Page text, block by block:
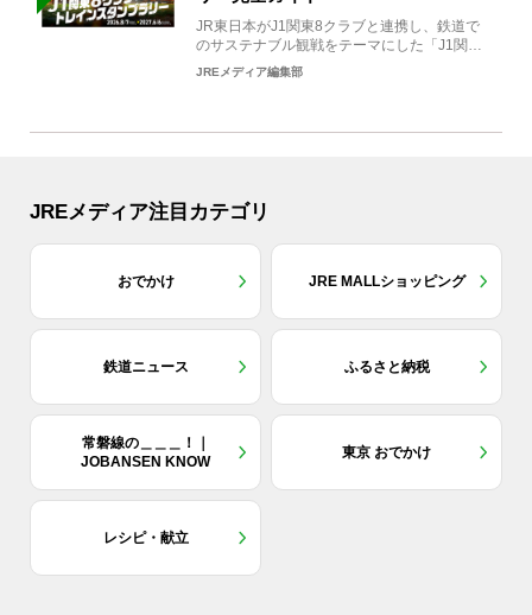
JR東日本がJ1関東8クラブと連携し、鉄道で
のサステナブル観戦をテーマにした「J1関東8
クラブ×トレイン...
JREメディア編集部
JREメディア注目カテゴリ
おでかけ JRE MALLショッピング
鉄道ニュース ふるさと納税
常磐線の＿＿＿！｜
JOBANSEN KNOW
東京 おでかけ
レシピ・献立